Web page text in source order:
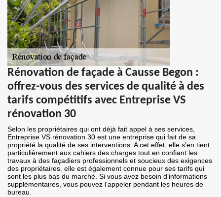
Rénovation de façade à Causse Begon :
offrez-vous des services de qualité à des
tarifs compétitifs avec Entreprise VS
rénovation 30
Selon les propriétaires qui ont déjà fait appel à ses services,
Entreprise VS rénovation 30 est une entreprise qui fait de sa
propriété la qualité de ses interventions. A cet effet, elle s’en tient
particulièrement aux cahiers des charges tout en confiant les
travaux à des façadiers professionnels et soucieux des exigences
des propriétaires. elle est également connue pour ses tarifs qui
sont les plus bas du marché. Si vous avez besoin d’informations
supplémentaires, vous pouvez l’appeler pendant les heures de
bureau.